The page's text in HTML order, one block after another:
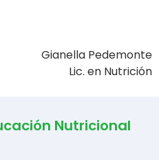
Gianella Pedemonte
Lic. en Nutrición
Nutricional